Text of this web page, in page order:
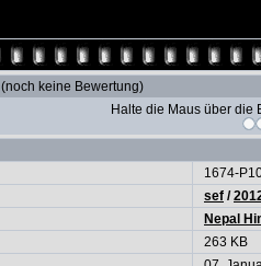
(noch keine Bewertung)
Halte die Maus über die
1674-
sef /
Nepal
263 KB